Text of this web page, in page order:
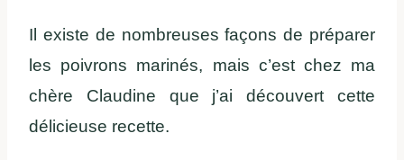
Il existe de nombreuses façons de préparer
les poivrons marinés, mais c’est chez ma
chère Claudine que j’ai découvert cette
délicieuse recette.